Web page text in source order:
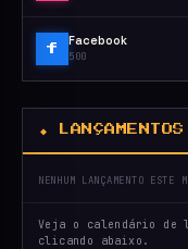
f
Facebook
500
◆ LANÇAMENTOS
NENHUM LANÇAMENTO ESTE
Veja o calendário de
clicando abaixo.